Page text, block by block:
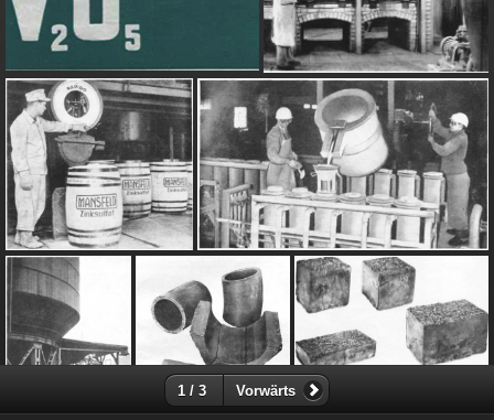
1 / 3 Vorwärts